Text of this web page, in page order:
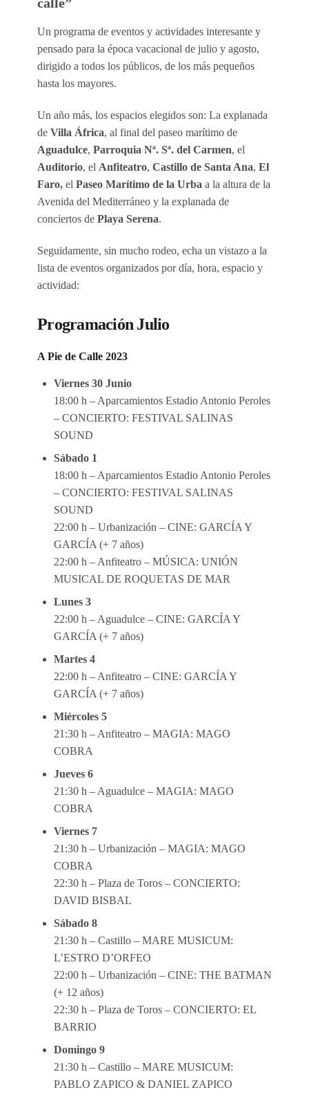
calle”
Un programa de eventos y actividades interesante y
pensado para la época vacacional de julio y agosto,
dirigido a todos los públicos, de los más pequeños
hasta los mayores.
Un año más, los espacios elegidos son: La explanada
de Villa África, al final del paseo marítimo de
Aguadulce, Parroquia Nª. Sª. del Carmen, el
Auditorio, el Anfiteatro, Castillo de Santa Ana, El
Faro, el Paseo Marítimo de la Urba a la altura de la
Avenida del Mediterráneo y la explanada de
conciertos de Playa Serena.
Seguidamente, sin mucho rodeo, echa un vistazo a la
lista de eventos organizados por día, hora, espacio y
actividad:
Programación Julio
A Pie de Calle 2023
Viernes 30 Junio
18:00 h – Aparcamientos Estadio Antonio Peroles
– CONCIERTO: FESTIVAL SALINAS
SOUND
Sábado 1
18:00 h – Aparcamientos Estadio Antonio Peroles
– CONCIERTO: FESTIVAL SALINAS
SOUND
22:00 h – Urbanización – CINE: GARCÍA Y
GARCÍA (+ 7 años)
22:00 h – Anfiteatro – MÚSICA: UNIÓN
MUSICAL DE ROQUETAS DE MAR
Lunes 3
22:00 h – Aguadulce – CINE: GARCÍA Y
GARCÍA (+ 7 años)
Martes 4
22:00 h – Anfiteatro – CINE: GARCÍA Y
GARCÍA (+ 7 años)
Miércoles 5
21:30 h – Anfiteatro – MAGIA: MAGO
COBRA
Jueves 6
21:30 h – Aguadulce – MAGIA: MAGO
COBRA
Viernes 7
21:30 h – Urbanización – MAGIA: MAGO
COBRA
22:30 h – Plaza de Toros – CONCIERTO:
DAVID BISBAL
Sábado 8
21:30 h – Castillo – MARE MUSICUM:
L’ESTRO D’ORFEO
22:00 h – Urbanización – CINE: THE BATMAN
(+ 12 años)
22:30 h – Plaza de Toros – CONCIERTO: EL
BARRIO
Domingo 9
21:30 h – Castillo – MARE MUSICUM:
PABLO ZAPICO & DANIEL ZAPICO